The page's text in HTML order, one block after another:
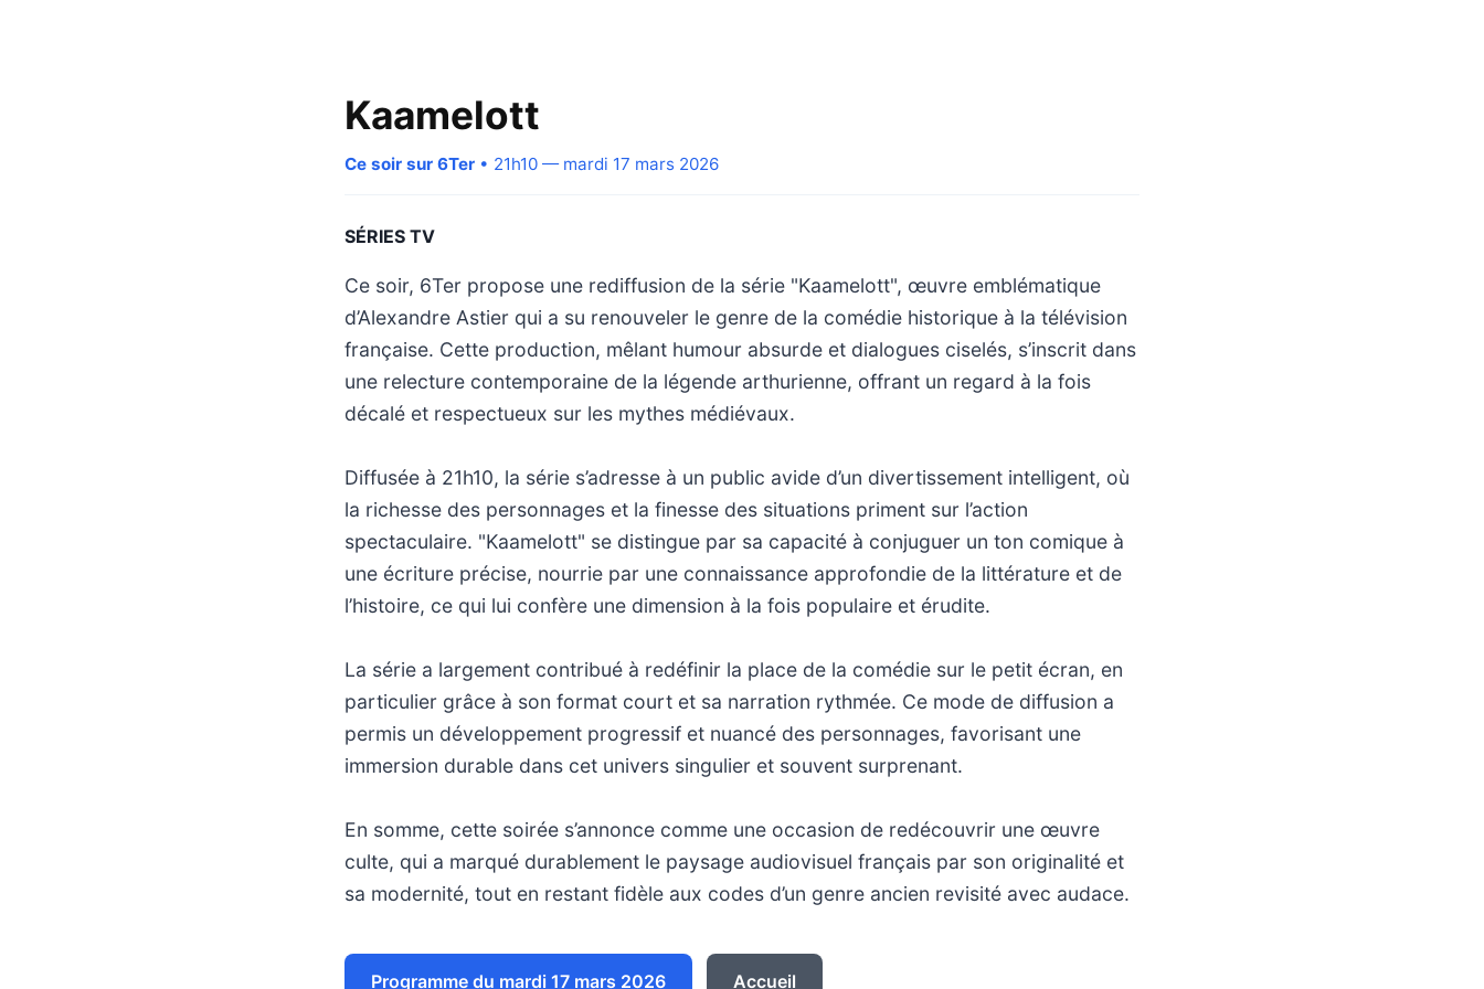
Kaamelott
Ce soir sur 6Ter • 21h10 — mardi 17 mars 2026
SÉRIES TV
Ce soir, 6Ter propose une rediffusion de la série "Kaamelott", œuvre emblématique
d’Alexandre Astier qui a su renouveler le genre de la comédie historique à la télévision
française. Cette production, mêlant humour absurde et dialogues ciselés, s’inscrit dans
une relecture contemporaine de la légende arthurienne, offrant un regard à la fois
décalé et respectueux sur les mythes médiévaux.
Diffusée à 21h10, la série s’adresse à un public avide d’un divertissement intelligent, où
la richesse des personnages et la finesse des situations priment sur l’action
spectaculaire. "Kaamelott" se distingue par sa capacité à conjuguer un ton comique à
une écriture précise, nourrie par une connaissance approfondie de la littérature et de
l’histoire, ce qui lui confère une dimension à la fois populaire et érudite.
La série a largement contribué à redéfinir la place de la comédie sur le petit écran, en
particulier grâce à son format court et sa narration rythmée. Ce mode de diffusion a
permis un développement progressif et nuancé des personnages, favorisant une
immersion durable dans cet univers singulier et souvent surprenant.
En somme, cette soirée s’annonce comme une occasion de redécouvrir une œuvre
culte, qui a marqué durablement le paysage audiovisuel français par son originalité et
sa modernité, tout en restant fidèle aux codes d’un genre ancien revisité avec audace.
Programme du mardi 17 mars 2026 Accueil